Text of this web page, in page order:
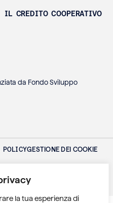
la tua esperienza di
IL CREDITO COOPERATIVO
da Fondo Sviluppo
POLICYGESTIONE DEI COOKIE
- Via Adige 26 - 00198 Roma